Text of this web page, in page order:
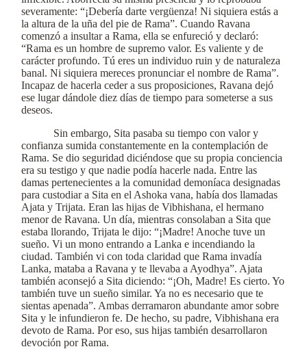
severamente: “¡Debería darte vergüenza! Ni siquiera estás a
la altura de la uña del pie de Rama”. Cuando Ravana
comenzó a insultar a Rama, ella se enfureció y declaró:
“Rama es un hombre de supremo valor. Es valiente y de
carácter profundo. Tú eres un individuo ruin y de naturaleza
banal. Ni siquiera mereces pronunciar el nombre de Rama”.
Incapaz de hacerla ceder a sus proposiciones, Ravana dejó
ese lugar dándole diez días de tiempo para someterse a sus
deseos.
Sin embargo, Sita pasaba su tiempo con valor y
confianza sumida constantemente en la contemplación de
Rama. Se dio seguridad diciéndose que su propia conciencia
era su testigo y que nadie podía hacerle nada. Entre las
damas pertenecientes a la comunidad demoníaca designadas
para custodiar a Sita en el Ashoka vana, había dos llamadas
Ajata y Trijata. Eran las hijas de Vibhishana, el hermano
menor de Ravana. Un día, mientras consolaban a Sita que
estaba llorando, Trijata le dijo: “¡Madre! Anoche tuve un
sueño. Vi un mono entrando a Lanka e incendiando la
ciudad. También vi con toda claridad que Rama invadía
Lanka, mataba a Ravana y te llevaba a Ayodhya”. Ajata
también aconsejó a Sita diciendo: “¡Oh, Madre! Es cierto. Yo
también tuve un sueño similar. Ya no es necesario que te
sientas apenada”. Ambas derramaron abundante amor sobre
Sita y le infundieron fe. De hecho, su padre, Vibhishana era
devoto de Rama. Por eso, sus hijas también desarrollaron
devoción por Rama.